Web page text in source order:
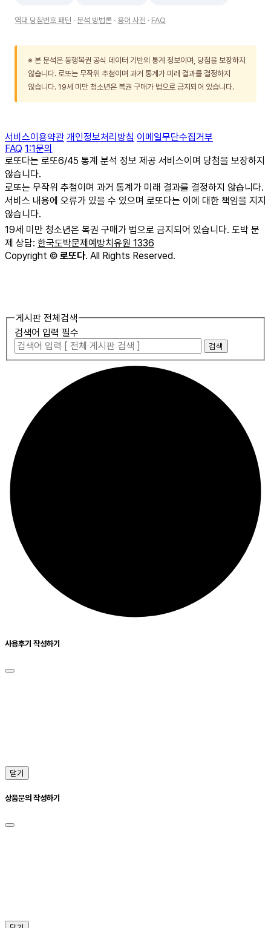
역대 당첨번호 패턴 · 분석 방법론 · 용어 사전 · FAQ
※ 본 분석은 동행복권 공식 데이터 기반의 통계 정보이며, 당첨을 보장하지
않습니다. 로또는 무작위 추첨이며 과거 통계가 미래 결과를 결정하지
않습니다. 19세 미만 청소년은 복권 구매가 법으로 금지되어 있습니다.
서비스이용약관 개인정보처리방침 이메일무단수집거부
FAQ 1:1문의
로또다는 로또6/45 통계 분석 정보 제공 서비스이며 당첨을 보장하지
않습니다.
로또는 무작위 추첨이며 과거 통계가 미래 결과를 결정하지 않습니다.
서비스 내용에 오류가 있을 수 있으며 로또다는 이에 대한 책임을 지지
않습니다.
19세 미만 청소년은 복권 구매가 법으로 금지되어 있습니다. 도박 문
제 상담: 한국도박문제예방치유원 1336
Copyright © 로또다. All Rights Reserved.
게시판 전체검색
검색어 입력 필수
검색
사용후기 작성하기
닫기
상품문의 작성하기